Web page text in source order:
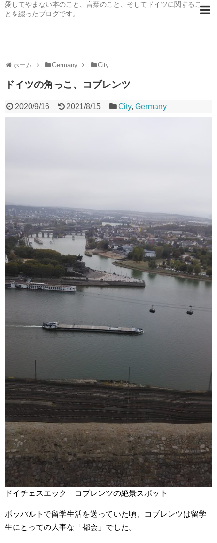
愛してやまない本のこと、言葉のこと、そしてドイツに関するこ
とを綴ったブログです。
ホーム Germany City
ドイツの角っこ、コブレンツ
2020/9/16 2021/8/15 City,Germany
ドイチェスエック コブレンツの絶景スポット
ボッパルトで留学生活を送っていた頃、コブレンツは留学
生にとっての大事な「都会」でした。